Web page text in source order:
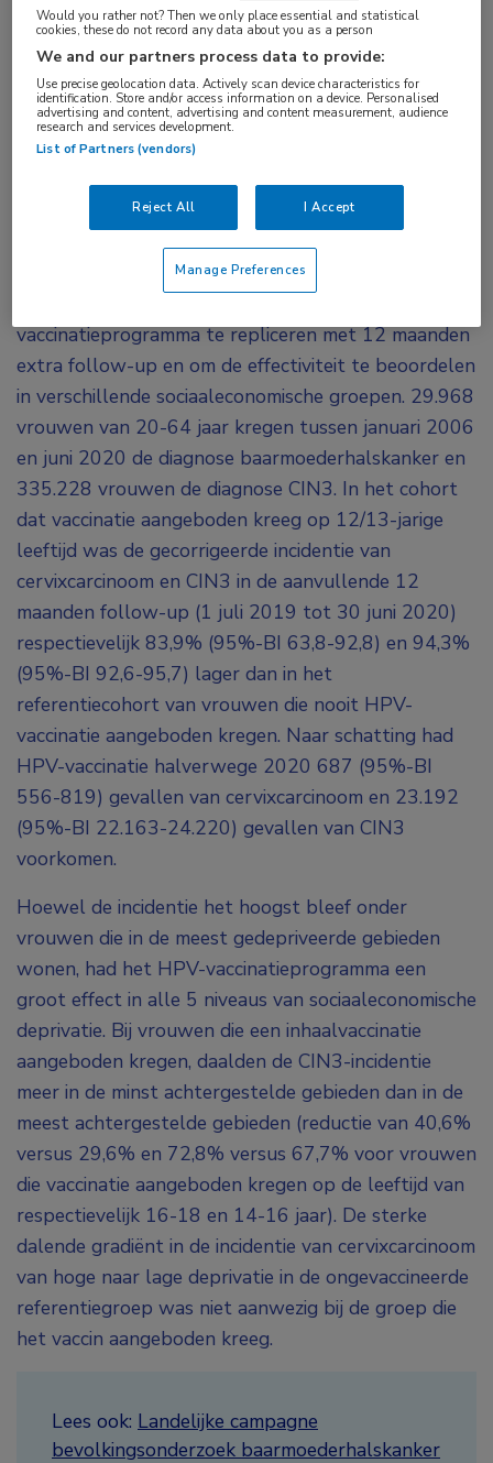
Het Engelse HPV-vaccinatieprogramma is
geassocieerd met een afgenomen incidentie van
cervixcarcinoom en CIN3 in alle
sociaaleconomische groepen, hoewel de
incidentie het hoogst blijft onder vrouwen in de
meest achtergestelde gebieden.
Het doel van dit observationele onderzoek was om
eerdere bevindingen met betrekking tot de
vaccinatieprogramma te repliceren met 12 maanden
extra follow-up en om de effectiviteit te beoordelen
in verschillende sociaaleconomische groepen. 29.968
vrouwen van 20-64 jaar kregen tussen januari 2006
en juni 2020 de diagnose baarmoederhalskanker en
335.228 vrouwen de diagnose CIN3. In het cohort
dat vaccinatie aangeboden kreeg op 12/13-jarige
leeftijd was de gecorrigeerde incidentie van
cervixcarcinoom en CIN3 in de aanvullende 12
maanden follow-up (1 juli 2019 tot 30 juni 2020)
respectievelijk 83,9% (95%-BI 63,8-92,8) en 94,3%
(95%-BI 92,6-95,7) lager dan in het
referentiecohort van vrouwen die nooit HPV-
vaccinatie aangeboden kregen. Naar schatting had
HPV-vaccinatie halverwege 2020 687 (95%-BI
556-819) gevallen van cervixcarcinoom en 23.192
(95%-BI 22.163-24.220) gevallen van CIN3
voorkomen.
Hoewel de incidentie het hoogst bleef onder
vrouwen die in de meest gedepriveerde gebieden
wonen, had het HPV-vaccinatieprogramma een
groot effect in alle 5 niveaus van sociaaleconomische
deprivatie. Bij vrouwen die een inhaalvaccinatie
aangeboden kregen, daalden de CIN3-incidentie
meer in de minst achtergestelde gebieden dan in de
meest achtergestelde gebieden (reductie van 40,6%
versus 29,6% en 72,8% versus 67,7% voor vrouwen
die vaccinatie aangeboden kregen op de leeftijd van
respectievelijk 16-18 en 14-16 jaar). De sterke
dalende gradiënt in de incidentie van cervixcarcinoom
van hoge naar lage deprivatie in de ongevaccineerde
referentiegroep was niet aanwezig bij de groep die
het vaccin aangeboden kreeg.
Lees ook: Landelijke campagne
bevolkingsonderzoek baarmoederhalskanker
Would you rather not? Then we only place essential and statistical
cookies, these do not record any data about you as a person
We and our partners process data to provide:
Use precise geolocation data. Actively scan device characteristics for
identification. Store and/or access information on a device. Personalised
advertising and content, advertising and content measurement, audience
research and services development.
List of Partners (vendors)
Reject All I Accept
Manage Preferences